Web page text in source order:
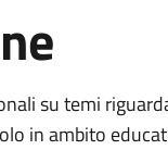
su temi
in ambito